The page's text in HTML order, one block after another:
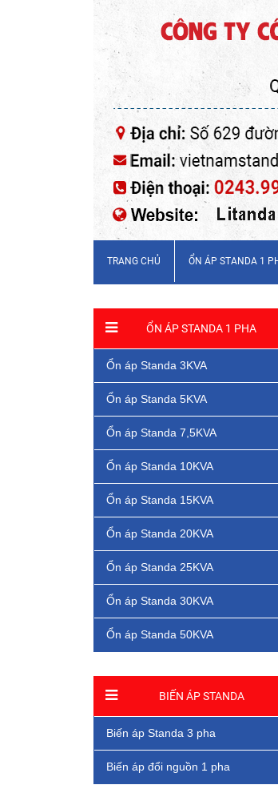
TRANG CHỦ ỔN ÁP STANDA 1
ỔN ÁP STANDA 1 PHA
Ổn áp Standa 3KVA
Ổn áp Standa 5KVA
Ổn áp Standa 7,5KVA
Ổn áp Standa 10KVA
Ổn áp Standa 15KVA
Ổn áp Standa 20KVA
Ổn áp Standa 25KVA
Ổn áp Standa 30KVA
Ổn áp Standa 50KVA
BIẾN ÁP STANDA
Biến áp Standa 3 pha
Biến áp đổi nguồn 1 pha